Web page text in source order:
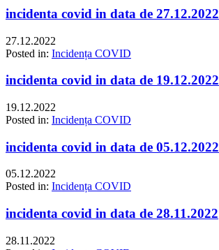
incidenta covid in data de 27.12.2022
27.12.2022
Posted in: Incidența COVID
incidenta covid in data de 19.12.2022
19.12.2022
Posted in: Incidența COVID
incidenta covid in data de 05.12.2022
05.12.2022
Posted in: Incidența COVID
incidenta covid in data de 28.11.2022
28.11.2022